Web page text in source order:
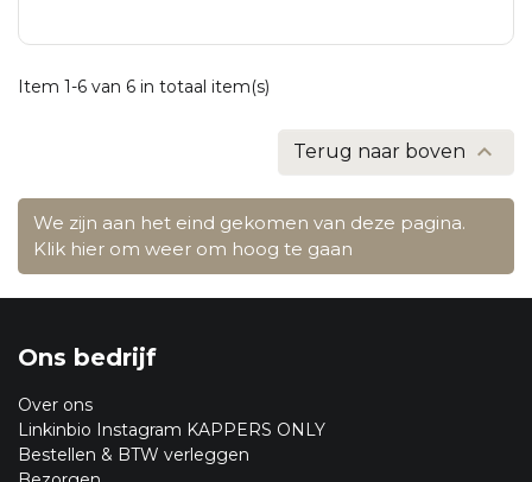
Item 1-6 van 6 in totaal item(s)
Terug naar boven 
We zijn aan het eind gekomen van deze pagina.
Klik hier om weer om hoog te gaan
Ons bedrijf
Over ons
Linkinbio Instagram KAPPERS ONLY
Bestellen & BTW verleggen